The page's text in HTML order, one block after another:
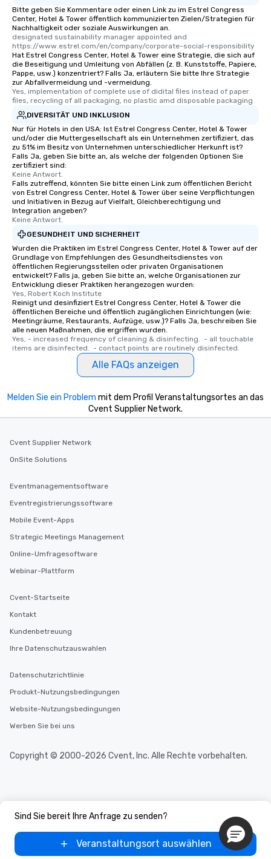
Bitte geben Sie Kommentare oder einen Link zu im Estrel Congress
Center, Hotel & Tower öffentlich kommunizierten Zielen/Strategien für
Nachhaltigkeit oder soziale Auswirkungen an.
designated sustainability manager appointed and
https://www.estrel.com/en/company/corporate-social-responsibility
Hat Estrel Congress Center, Hotel & Tower eine Strategie, die sich auf
die Beseitigung und Umleitung von Abfällen (z. B. Kunststoffe, Papiere,
Pappe, usw.) konzentriert? Falls Ja, erläutern Sie bitte Ihre Strategie
zur Abfallvermeidung und -vermeidung.
Yes, implementation of complete use of didital files instead of paper
files, recycling of all packaging, no plastic amd disposable packaging
DIVERSITÄT UND INKLUSION
Nur für Hotels in den USA: Ist Estrel Congress Center, Hotel & Tower
und/oder die Muttergesellschaft als ein Unternehmen zertifiziert, das
zu 51% im Besitz von Unternehmen unterschiedlicher Herkunft ist?
Falls Ja, geben Sie bitte an, als welche der folgenden Optionen Sie
zertifiziert sind:
Keine Antwort.
Falls zutreffend, könnten Sie bitte einen Link zum öffentlichen Bericht
von Estrel Congress Center, Hotel & Tower über seine Verpflichtungen
und Initiativen in Bezug auf Vielfalt, Gleichberechtigung und
Integration angeben?
Keine Antwort.
GESUNDHEIT UND SICHERHEIT
Wurden die Praktiken im Estrel Congress Center, Hotel & Tower auf der
Grundlage von Empfehlungen des Gesundheitsdienstes von
öffentlichen Regierungsstellen oder privaten Organisationen
entwickelt? Falls ja, geben Sie bitte an, welche Organisationen zur
Entwicklung dieser Praktiken herangezogen wurden:
Yes, Robert Koch Institute
Reinigt und desinfiziert Estrel Congress Center, Hotel & Tower die
öffentlichen Bereiche und öffentlich zugänglichen Einrichtungen (wie:
Meetingräume, Restaurants, Aufzüge, usw.)? Falls Ja, beschreiben Sie
alle neuen Maßnahmen, die ergriffen wurden.
Yes, - increased frequency of cleaning & disinfecting.  - all touchable
items are disinfected.  - contact points are routinely disinfected.
Alle FAQs anzeigen
Sind Sie bereit Ihre Anfrage zu senden?
Veranstaltungsort auswählen
Melden Sie ein Problem mit dem Profil Veranstaltungsortes an das
Cvent Supplier Network.
Cvent Supplier Network
OnSite Solutions
Eventmanagementsoftware
Eventregistrierungssoftware
Mobile Event-Apps
Strategic Meetings Management
Online-Umfragesoftware
Webinar-Plattform
Cvent-Startseite
Kontakt
Kundenbetreuung
Ihre Datenschutzauswahlen
Datenschutzrichtlinie
Produkt-Nutzungsbedingungen
Website-Nutzungsbedingungen
Werben Sie bei uns
Copyright © 2000-2026 Cvent, Inc. Alle Rechte vorbehalten.